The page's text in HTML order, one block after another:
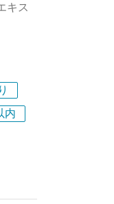
お持
キス
最
設立
事・
展開
ス
導
内